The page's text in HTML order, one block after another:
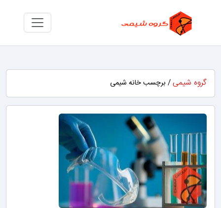
گروه شیمی / برچسب خانه شیمی